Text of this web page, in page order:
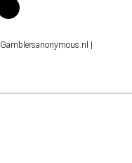
| Gamblersanonymous.nl